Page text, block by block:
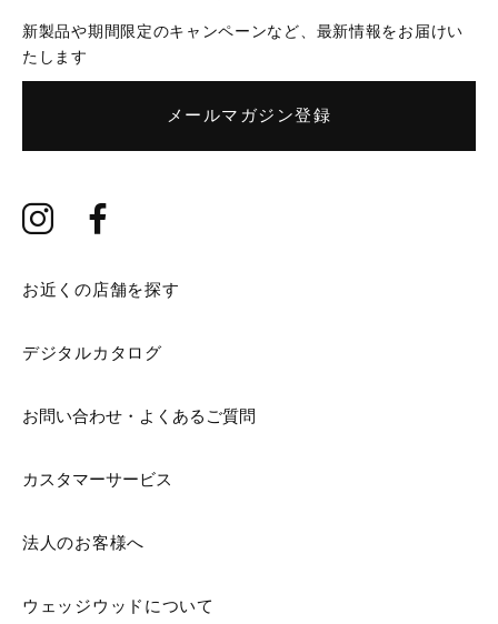
新製品や期間限定のキャンペーンなど、最新情報をお届けい
たします
メールマガジン登録
お近くの店舗を探す
デジタルカタログ
お問い合わせ・よくあるご質問
カスタマーサービス
法人のお客様へ
ウェッジウッドについて